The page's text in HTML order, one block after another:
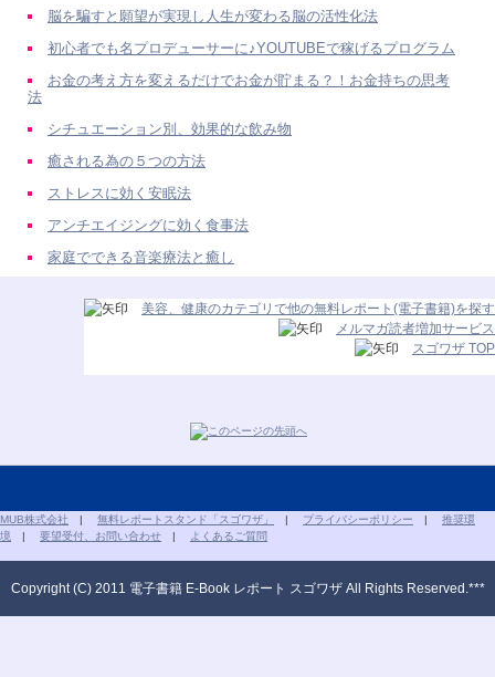
脳を騙すと願望が実現し人生が変わる脳の活性化法
初心者でも名プロデューサーに♪YOUTUBEで稼げるプログラム
お金の考え方を変えるだけでお金が貯まる？！お金持ちの思考
法
シチュエーション別、効果的な飲み物
癒される為の５つの方法
ストレスに効く安眠法
アンチエイジングに効く食事法
家庭でできる音楽療法と癒し
美容、健康のカテゴリで他の無料レポート(電子書籍)を探す
メルマガ読者増加サービス
スゴワザ TOP
MUB株式会社 | 無料レポートスタンド「スゴワザ」 | プライバシーポリシー | 推奨環
境 | 要望受付、お問い合わせ | よくあるご質問
Copyright (C) 2011 電子書籍 E-Book レポート スゴワザ All Rights Reserved.***